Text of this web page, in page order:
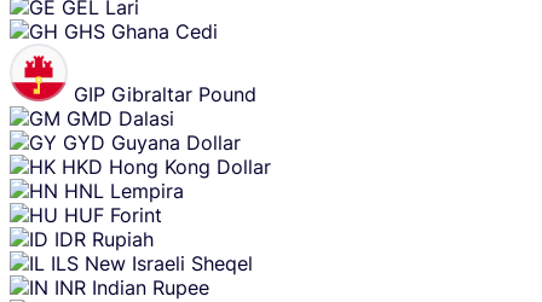
GEL Lari
GHS Ghana Cedi
GIP Gibraltar Pound
GMD Dalasi
GYD Guyana Dollar
HKD Hong Kong Dollar
HNL Lempira
HUF Forint
IDR Rupiah
ILS New Israeli Sheqel
INR Indian Rupee